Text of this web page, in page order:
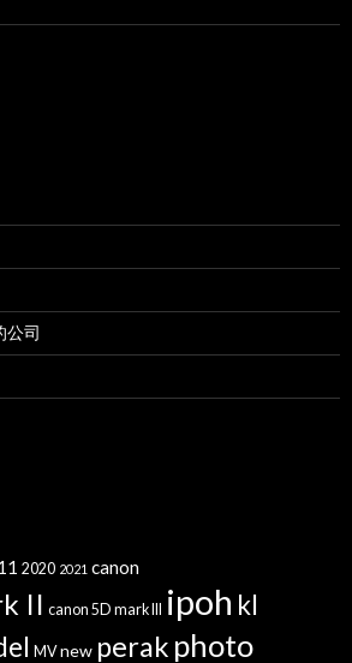
公司
2020 2021 canon
II canon 5D mark III ipoh kl
MV new perak photo